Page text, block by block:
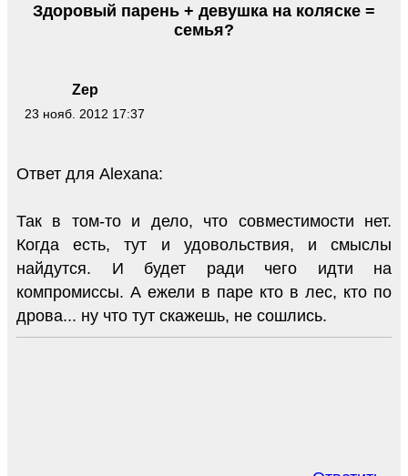
Zep
23 нояб. 2012 17:37
Здоровый парень + девушка на коляске =
семья?
Ответ для Alexana:
Так в том-то и дело, что совместимости нет.
Когда есть, тут и удовольствия, и смыслы
найдутся. И будет ради чего идти на
компромиссы. А ежели в паре кто в лес, кто по
дрова... ну что тут скажешь, не сошлись.